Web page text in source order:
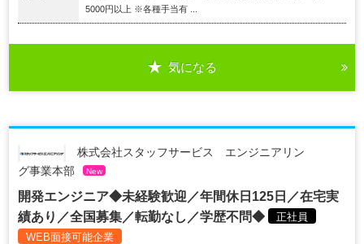
5000円以上 ※各種手当有 ...
気になる
株式会社スタッフサービス エンジニアリン
グ事業本部
New
開発エンジニア◆未経験歓迎／年間休日125日／在宅実
績あり／全国募集／転勤なし／学歴不問◆
正社員
WEB面接可能企業